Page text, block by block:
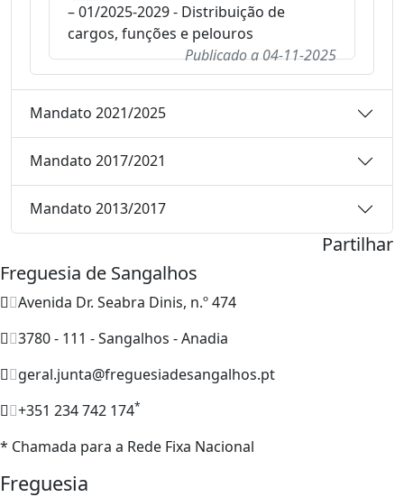
– 01/2025-2029 - Distribuição de
cargos, funções e pelouros
Publicado a04-11-2025
Mandato 2021/2025
Mandato 2017/2021
Mandato 2013/2017
Partilhar
Freguesia de Sangalhos
Avenida Dr. Seabra Dinis, n.º 474
3780 - 111 - Sangalhos - Anadia
geral.junta@freguesiadesangalhos.pt
+351 234 742 174*
* Chamada para a Rede Fixa Nacional
Freguesia